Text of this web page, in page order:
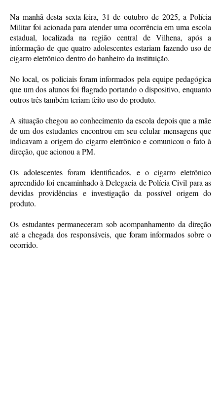
Na manhã desta sexta-feira, 31 de outubro de 2025, a Polícia
Militar foi acionada para atender uma ocorrência em uma escola
estadual, localizada na região central de Vilhena, após a
informação de que quatro adolescentes estariam fazendo uso de
cigarro eletrônico dentro do banheiro da instituição.
No local, os policiais foram informados pela equipe pedagógica
que um dos alunos foi flagrado portando o dispositivo, enquanto
outros três também teriam feito uso do produto.
A situação chegou ao conhecimento da escola depois que a mãe
de um dos estudantes encontrou em seu celular mensagens que
indicavam a origem do cigarro eletrônico e comunicou o fato à
direção, que acionou a PM.
Os adolescentes foram identificados, e o cigarro eletrônico
apreendido foi encaminhado à Delegacia de Polícia Civil para as
devidas providências e investigação da possível origem do
produto.
Os estudantes permaneceram sob acompanhamento da direção
até a chegada dos responsáveis, que foram informados sobre o
ocorrido.